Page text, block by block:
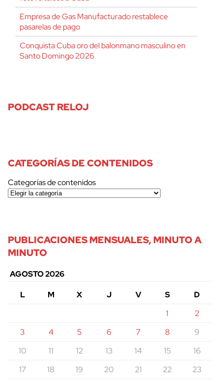
Empresa de Gas Manufacturado restablece
pasarelas de pago
Conquista Cuba oro del balonmano masculino en
Santo Domingo 2026
PODCAST RELOJ
CATEGORÍAS DE CONTENIDOS
Categorías de contenidos
PUBLICACIONES MENSUALES, MINUTO A
MINUTO
AGOSTO 2026
L
M X J V S
D
1
2
3
4 5 6 7 8
9
10
11 12 13 14 15
16
17
18 19 20 21 22
23